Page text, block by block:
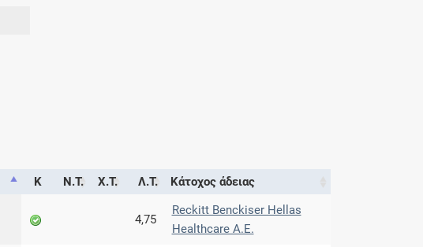
Κ Ν.Τ. Χ.Τ. Λ.Τ. Κάτοχος άδειας
4,75
Reckitt Benckiser Hellas
Healthcare Α.Ε.